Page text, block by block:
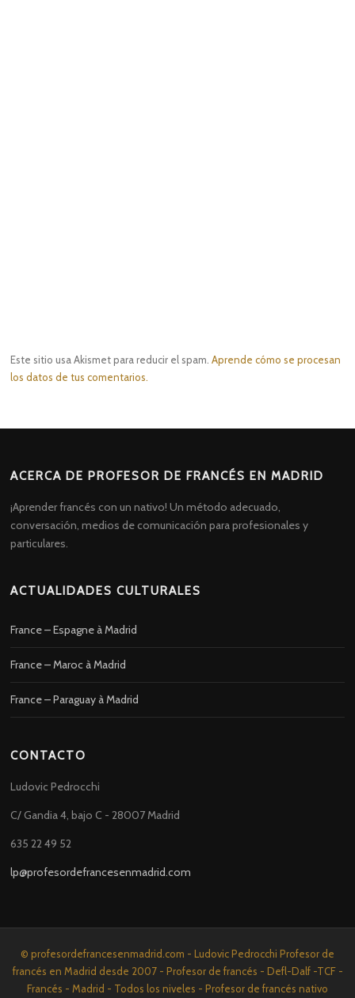
Este sitio usa Akismet para reducir el spam.Aprende cómo se procesan
los datos de tus comentarios.
ACERCA DE PROFESOR DE FRANCÉS EN MADRID
¡Aprender francés con un nativo! Un método adecuado,
conversación, medios de comunicación para profesionales y
particulares.
ACTUALIDADES CULTURALES
France – Espagne à Madrid
France – Maroc à Madrid
France – Paraguay à Madrid
CONTACTO
Ludovic Pedrocchi
C/ Gandia 4, bajo C - 28007 Madrid
635 22 49 52
lp@profesordefrancesenmadrid.com
© profesordefrancesenmadrid.com - Ludovic Pedrocchi Profesor de
francés en Madrid desde 2007 - Profesor de francés - Defl-Dalf -TCF -
Francés - Madrid - Todos los niveles - Profesor de francés nativo